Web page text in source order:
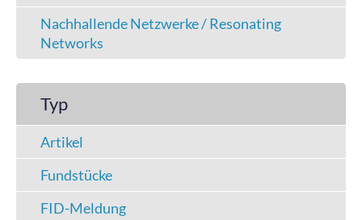
Nachhallende Netzwerke / Resonating
Networks
Typ
Artikel
Fundstücke
FID-Meldung